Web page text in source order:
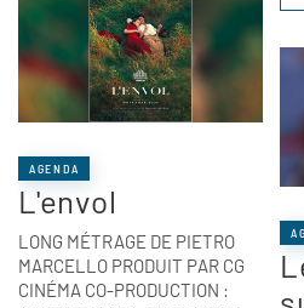
AGENDA
L'envol
LONG MÉTRAGE DE PIETRO
MARCELLO PRODUIT PAR CG
CINÉMA CO-PRODUCTION :